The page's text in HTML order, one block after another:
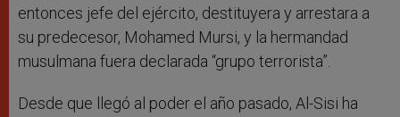
entonces jefe del ejército, destituyera y arrestara a
su predecesor, Mohamed Mursi, y la hermandad
musulmana fuera declarada “grupo terrorista”.
Desde que llegó al poder el año pasado, Al-Sisi ha